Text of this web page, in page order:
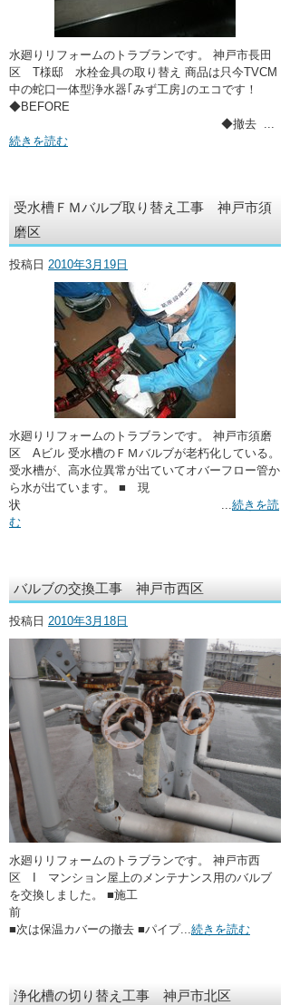
水廻りリフォームのトラブランです。 神戸市長田
区 T様邸 水栓金具の取り替え 商品は只今TVCM
中の蛇口一体型浄水器｢みず工房｣のエコです！
◆BEFORE
◆撤去 ...
続きを読む
受水槽ＦＭバルブ取り替え工事 神戸市須
磨区
投稿日 2010年3月19日
水廻りリフォームのトラブランです。 神戸市須磨
区 Aビル 受水槽のＦＭバルブが老朽化している。
受水槽が、高水位異常が出ていてオバーフロー管か
ら水が出ています。 ■ 現
状 ...続きを読
む
バルブの交換工事 神戸市西区
投稿日 2010年3月18日
水廻りリフォームのトラブランです。 神戸市西
区 I マンション屋上のメンテナンス用のバルブ
を交換しました。 ■施工
前
■次は保温カバーの撤去 ■パイプ...続きを読む
浄化槽の切り替え工事 神戸市北区